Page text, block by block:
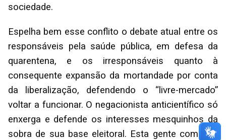
sociedade.
Espelha bem esse conflito o debate atual entre os
responsáveis pela saúde pública, em defesa da
quarentena, e os irresponsáveis quanto à
consequente expansão da mortandade por conta
da liberalização, defendendo o “livre-mercado”
voltar a funcionar. O negacionista anticientífico só
enxerga e defende os interesses mesquinhos da
sobra de sua base eleitoral. Esta gente como os